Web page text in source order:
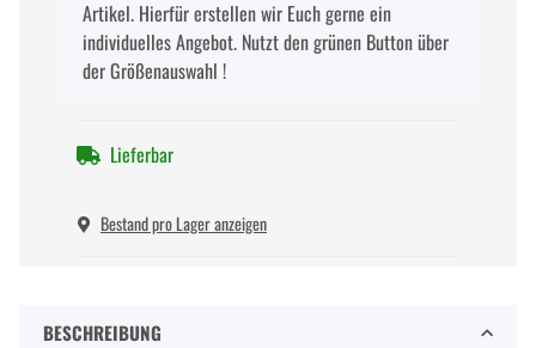
Artikel. Hierfür erstellen wir Euch gerne ein
individuelles Angebot. Nutzt den grünen Button über
der Größenauswahl !
Lieferbar
Bestand pro Lager anzeigen
BESCHREIBUNG